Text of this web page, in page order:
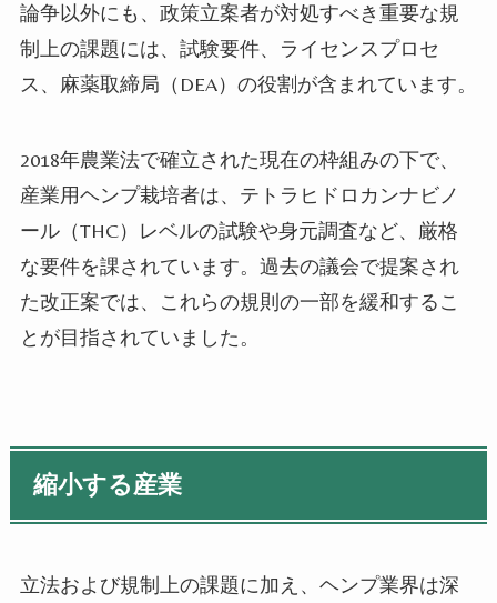
論争以外にも、政策立案者が対処すべき重要な規
制上の課題には、試験要件、ライセンスプロセ
ス、麻薬取締局（DEA）の役割が含まれています。
2018年農業法で確立された現在の枠組みの下で、
産業用ヘンプ栽培者は、テトラヒドロカンナビノ
ール（THC）レベルの試験や身元調査など、厳格
な要件を課されています。過去の議会で提案され
た改正案では、これらの規則の一部を緩和するこ
とが目指されていました。
縮小する産業
立法および規制上の課題に加え、ヘンプ業界は深